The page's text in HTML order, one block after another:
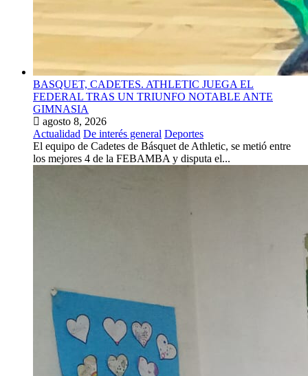
BASQUET, CADETES. ATHLETIC JUEGA EL
FEDERAL TRAS UN TRIUNFO NOTABLE ANTE
GIMNASIA
agosto 8, 2026
Actualidad De interés general Deportes
El equipo de Cadetes de Básquet de Athletic, se metió entre
los mejores 4 de la FEBAMBA y disputa el...